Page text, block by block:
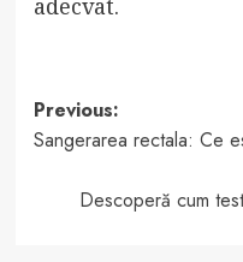
adecvat.
Post
navigation
Previous:
Sangerarea rectala: Ce
Descoperă cum